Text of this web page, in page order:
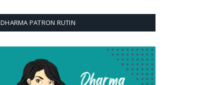
DHARMA PATRON RUTIN